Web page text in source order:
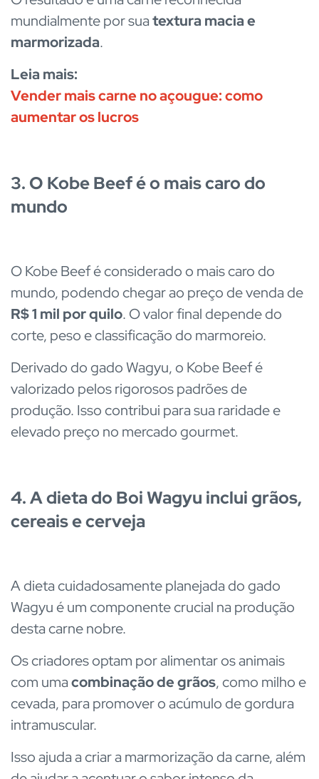
mundialmente por suatextura macia e
marmorizada.
Leia mais:
Vender mais carne no açougue: como
aumentar os lucros
3. O Kobe Beef é o mais caro do
mundo
O Kobe Beef é considerado o mais caro do
mundo, podendo chegar ao preço de venda de
R$ 1 mil por quilo. O valor final depende do
corte, peso e classificação do marmoreio.
Derivado do gado Wagyu, o Kobe Beef é
valorizado pelos rigorosos padrões de
produção. Isso contribui para sua raridade e
elevado preço no mercado gourmet.
4. A dieta do Boi Wagyu inclui grãos,
cereais e cerveja
A dieta cuidadosamente planejada do gado
Wagyu é um componente crucial na produção
desta carne nobre.
Os criadores optam por alimentar os animais
com umacombinação de grãos, como milho e
cevada, para promover o acúmulo de gordura
intramuscular.
Isso ajuda a criar a marmorização da carne, além